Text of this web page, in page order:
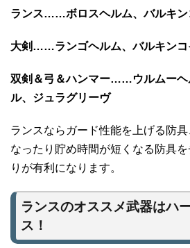
ランス……ボロスヘルム、バルキン
大剣……ランゴヘルム、バルキンコ
双剣＆弓＆ハンマー……ウルムーヘ
ル、ジュラグリーヴ
ランスならガード性能を上げる防
なったり貯め時間が短くなる防具
りが有利になります。
ランスのオススメ武器はハ
ス！